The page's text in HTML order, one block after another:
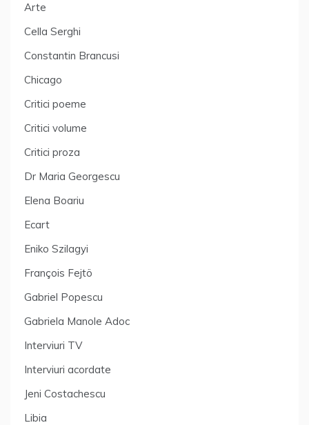
Arte
Cella Serghi
Constantin Brancusi
Chicago
Critici poeme
Critici volume
Critici proza
Dr Maria Georgescu
Elena Boariu
Ecart
Eniko Szilagyi
François Fejtö
Gabriel Popescu
Gabriela Manole Adoc
Interviuri TV
Interviuri acordate
Jeni Costachescu
Libia